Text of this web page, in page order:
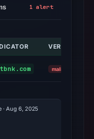
1 alert
VERDICT
malicious
Aug 6, 2025